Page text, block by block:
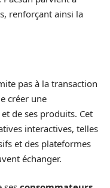
renforçant ainsi la
pas à la transaction
créer une
de ses produits. Cet
interactives, telles
et des plateformes
échanger.